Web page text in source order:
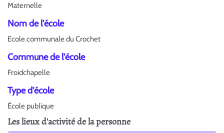
Maternelle
Nom de l'école
Ecole communale du Crochet
Commune de l'école
Froidchapelle
Type d'école
École publique
Les lieux d'activité de la personne